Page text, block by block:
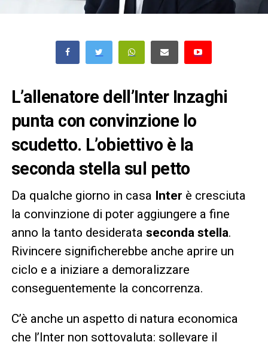
L’allenatore dell’Inter Inzaghi
punta con convinzione lo
scudetto. L’obiettivo è la
seconda stella sul petto
Da qualche giorno in casa Inter è cresciuta
la convinzione di poter aggiungere a fine
anno la tanto desiderata seconda stella.
Rivincere significherebbe anche aprire un
ciclo e a iniziare a demoralizzare
conseguentemente la concorrenza.
C’è anche un aspetto di natura economica
che l’Inter non sottovaluta: sollevare il